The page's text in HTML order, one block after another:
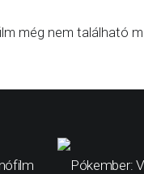
még nem található
Pókember: